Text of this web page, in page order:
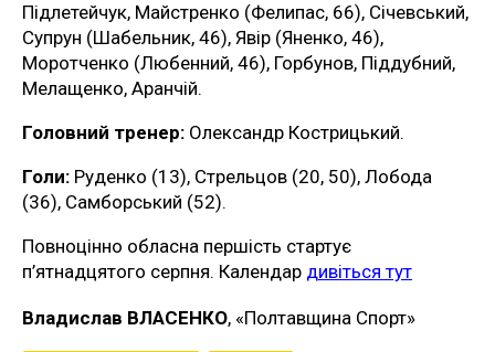
Підлетейчук, Майстренко (Фелипас, 66), Січевський,
Супрун (Шабельник, 46), Явір (Яненко, 46),
Моротченко (Любенний, 46), Горбунов, Піддубний,
Мелащенко, Аранчій.
Головний тренер: Олександр Кострицький.
Голи: Руденко (13), Стрельцов (20, 50), Лобода
(36), Самборський (52).
Повноцінно обласна першість стартує
п’ятнадцятого серпня. Календар дивіться тут
Владислав ВЛАСЕНКО, «Полтавщина Спорт»